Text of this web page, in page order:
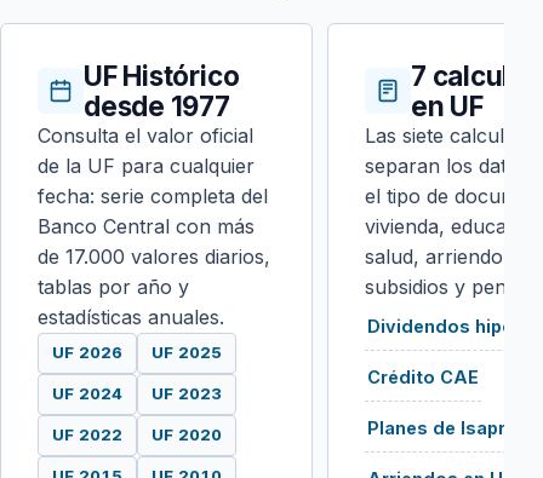
UF Histórico
desde 1977
Consulta el valor oficial
de la UF para cualquier
fecha: serie completa del
Banco Central con más
de 17.000 valores diarios,
tablas por año y
estadísticas anuales.
UF 2026 UF 2025
UF 2024 UF 2023
UF 2022 UF 2020
7
en UF
Las siete
separan los datos
el tipo de
vivienda,
salud, arriendo,
subsidios y
Dividendos
Crédito CAE
Planes de Isapre